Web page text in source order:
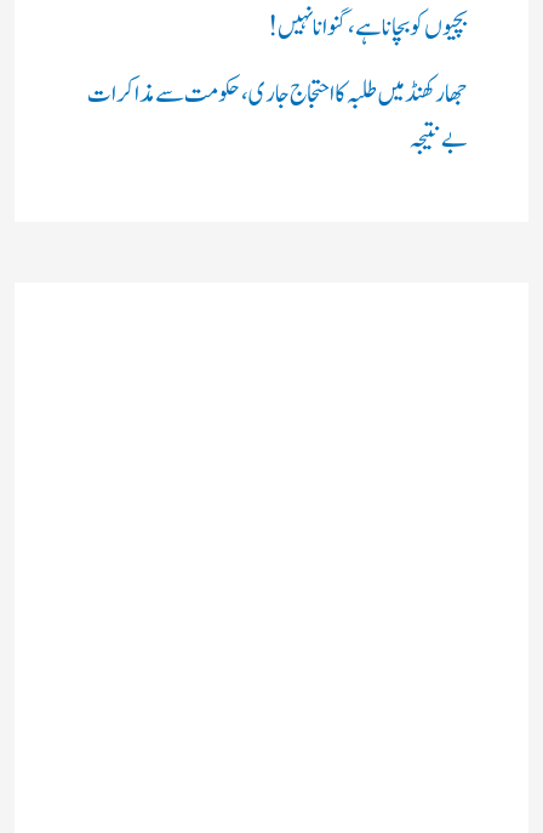
بچیوں کو بچانا ہے، گنوانا نہیں!
جھارکھنڈ میں طلبہ کا احتجاج جاری، حکومت سے مذاکرات
بے نتیجہ